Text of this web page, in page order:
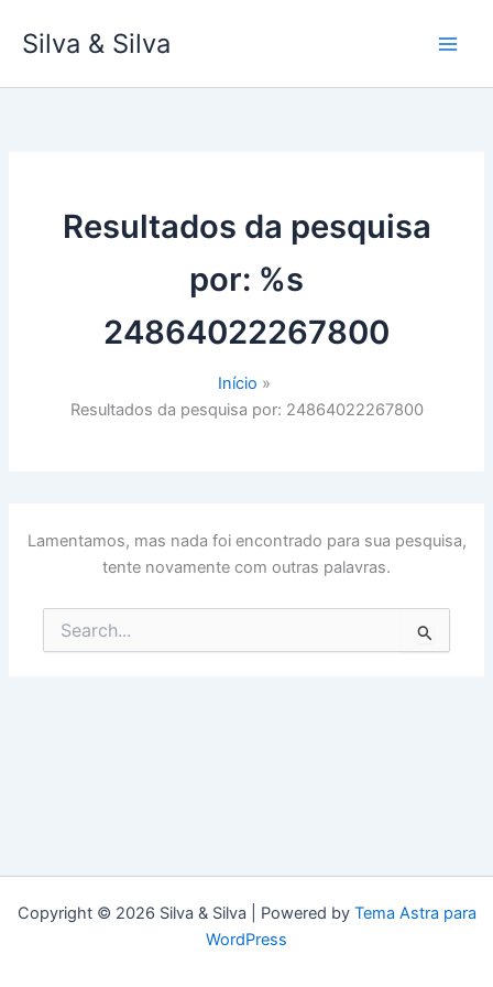
para
conteúdo
Silva & Silva
Resultados da pesquisa
por: %s
24864022267800
Início
Resultados da pesquisa por: 24864022267800
Lamentamos, mas nada foi encontrado para sua pesquisa,
tente novamente com outras palavras.
Pesquisar
por:
Copyright © 2026 Silva & Silva | Powered by Tema Astra para
WordPress